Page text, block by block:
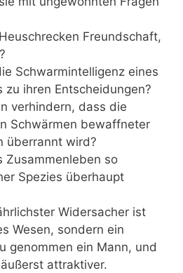
Freundschaft,
Schwarmintelligenz eines
zu ihren Entscheidungen?
verhindern, dass die
Schwärmen bewaffneter
überrannt wird?
Zusammenleben so
Spezies überhaupt
Widersacher ist
Wesen, sondern ein
genommen ein Mann, und
attraktiver.